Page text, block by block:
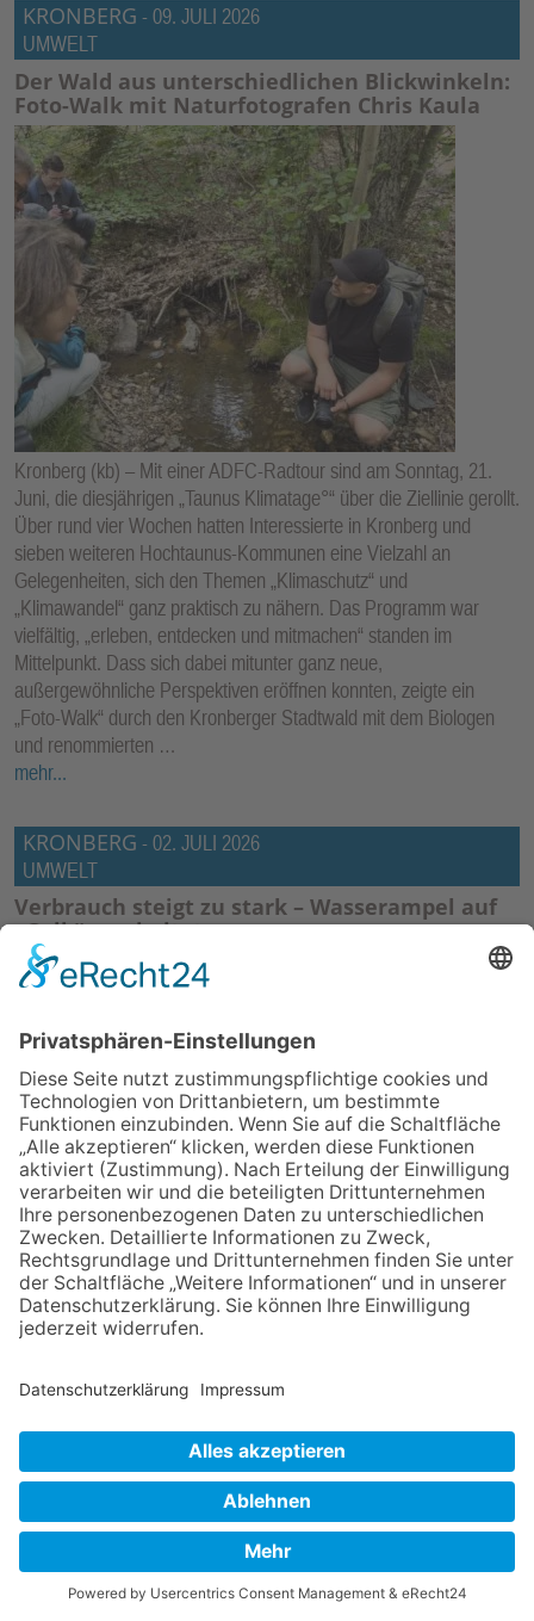
KRONBERG - 09. JULI 2026
UMWELT
Der Wald aus unterschiedlichen Blickwinkeln:
Foto-Walk mit Naturfotografen Chris Kaula
Kronberg (kb) – Mit einer ADFC-Radtour sind am Sonntag, 21.
Juni, die diesjährigen „Taunus Klimatage°“ über die Ziellinie gerollt.
Über rund vier Wochen hatten Interessierte in Kronberg und
sieben weiteren Hochtaunus-Kommunen eine Vielzahl an
Gelegenheiten, sich den Themen „Klimaschutz“ und
„Klimawandel“ ganz praktisch zu nähern. Das Programm war
vielfältig, „erleben, entdecken und mitmachen“ standen im
Mittelpunkt. Dass sich dabei mitunter ganz neue,
außergewöhnliche Perspektiven eröffnen konnten, zeigte ein
„Foto-Walk“ durch den Kronberger Stadtwald mit dem Biologen
und renommierten …
mehr...
KRONBERG - 02. JULI 2026
UMWELT
Verbrauch steigt zu stark – Wasserampel auf
„Gelb“ geschaltet
Kronberg (kb) – Die Hitze und vor allem die Trockenheit der
vergangenen Tage treibt den Kronbergerinnen und Kronbergern
Verbrauch an Trinkwasser in die Höhe. Und das in solch einer
Größenordnung, dass die Kronberger Stadtwerke am
Mittwochvormittag (Stand 24. Juni) die sogenannte
„Wasserampel“ auf „Gelb“ schalten musste.
Es ist die erste Warnstufe und der nachdrückliche Appell an die
Menschen der Burgstadt, den Wasserverbrauch zu senken. „Wir
reden hier nicht davon, dass die Bevölkerung das Zähneputzen,
Duschen oder Kochen einschränken soll – auch das Gießen der
Blumen ist noch kein Problem“, unterstreicht Jakob Schäfer,
Betriebsleiter der Kronberger Stadtwerke. Die eigentlichen Treiber
des Wasserverbrauchs sind einmal …
Spielen, wo die Wildbienen leben